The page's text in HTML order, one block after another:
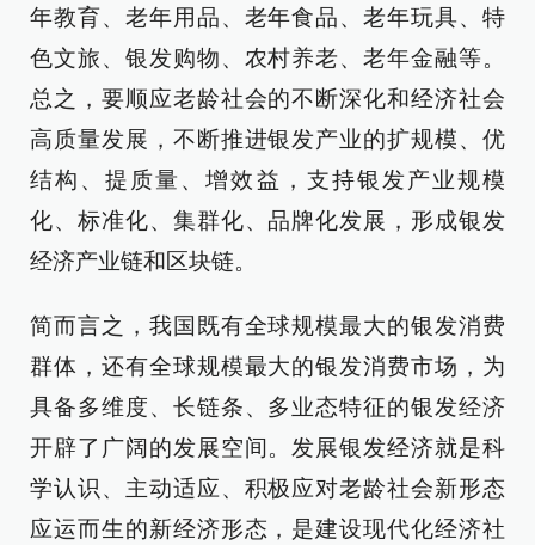
年教育、老年用品、老年食品、老年玩具、特
色文旅、银发购物、农村养老、老年金融等。
总之，要顺应老龄社会的不断深化和经济社会
高质量发展，不断推进银发产业的扩规模、优
结构、提质量、增效益，支持银发产业规模
化、标准化、集群化、品牌化发展，形成银发
经济产业链和区块链。
简而言之，我国既有全球规模最大的银发消费
群体，还有全球规模最大的银发消费市场，为
具备多维度、长链条、多业态特征的银发经济
开辟了广阔的发展空间。发展银发经济就是科
学认识、主动适应、积极应对老龄社会新形态
应运而生的新经济形态，是建设现代化经济社